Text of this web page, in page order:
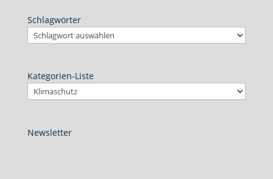
Schlagwörter
Kategorien-Liste
Newsletter